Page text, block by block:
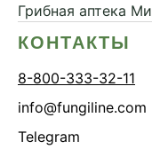
Грибная аптека
КОНТАКТЫ
8-800-333-32-11
info@fungiline.com
Telegram